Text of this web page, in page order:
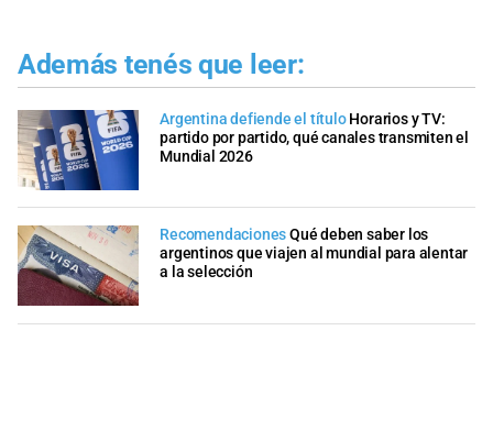
Además tenés que leer:
Argentina defiende el título Horarios y TV:
partido por partido, qué canales transmiten el
Mundial 2026
RecomendacionesQué deben saber los
argentinos que viajen al mundial para alentar
a la selección